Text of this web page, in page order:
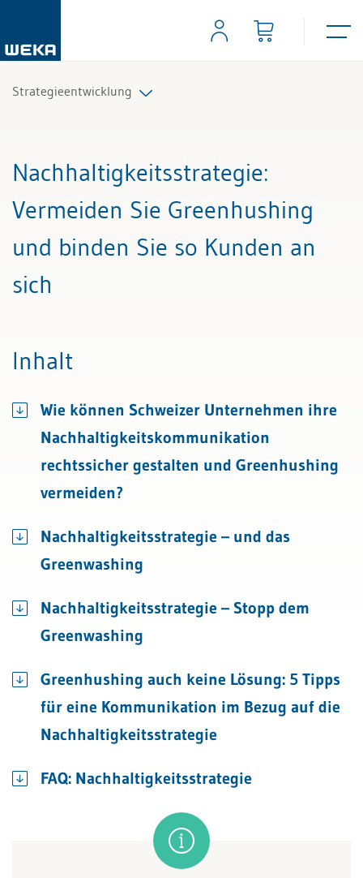
Strategieentwicklung
Alle Fachexperten
Nachhaltigkeitsstrategie:
Vermeiden Sie Greenhushing
und binden Sie so Kunden an
sich
Inhalt
Wie können Schweizer Unternehmen ihre
Nachhaltigkeitskommunikation
rechtssicher gestalten und Greenhushing
vermeiden?
Nachhaltigkeitsstrategie – und das
Greenwashing
Nachhaltigkeitsstrategie – Stopp dem
Greenwashing
Greenhushing auch keine Lösung: 5 Tipps
für eine Kommunikation im Bezug auf die
Nachhaltigkeitsstrategie
FAQ: Nachhaltigkeitsstrategie